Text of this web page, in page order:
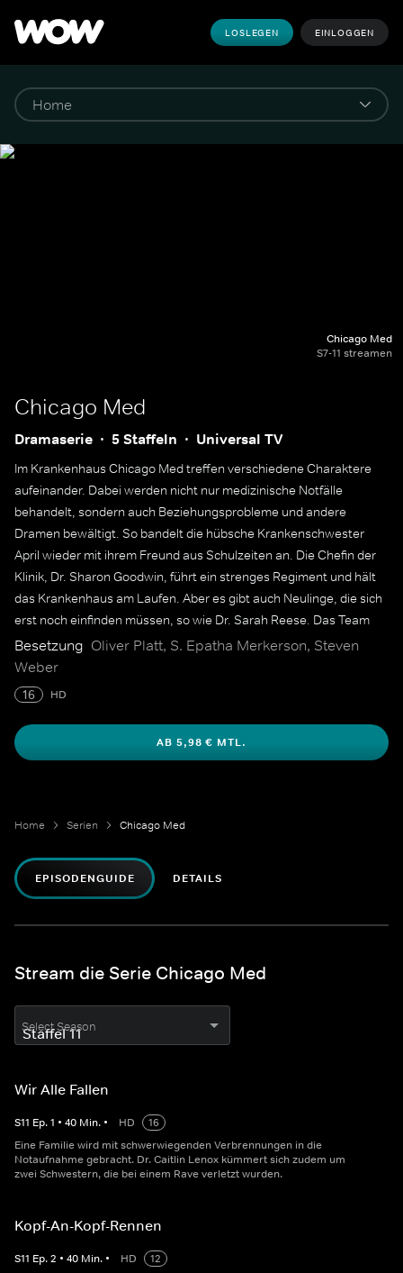
LOSLEGEN EINLOGGEN
Chicago Med
S7-11 streamen
Chicago Med
Dramaserie 5 Staffeln Universal TV
Im Krankenhaus Chicago Med treffen verschiedene Charaktere
aufeinander. Dabei werden nicht nur medizinische Notfälle
behandelt, sondern auch Beziehungsprobleme und andere
Dramen bewältigt. So bandelt die hübsche Krankenschwester
April wieder mit ihrem Freund aus Schulzeiten an. Die Chefin der
Klinik, Dr. Sharon Goodwin, führt ein strenges Regiment und hält
das Krankenhaus am Laufen. Aber es gibt auch Neulinge, die sich
erst noch einfinden müssen, so wie Dr. Sarah Reese. Das Team
geht gemeinsam an Grenzen, um die Patienten zu behandeln.
Besetzung Oliver Platt, S. Epatha Merkerson, Steven
Weber
16 HD
AB 5,98 € MTL.
Home Serien Chicago Med
EPISODENGUIDE DETAILS
Stream die Serie Chicago Med
Select Season
Wir Alle Fallen
S11 Ep.1 • 40 Min. • HD
16
Eine Familie wird mit schwerwiegenden Verbrennungen in die
Notaufnahme gebracht. Dr. Caitlin Lenox kümmert sich zudem um
zwei Schwestern, die bei einem Rave verletzt wurden.
Kopf-An-Kopf-Rennen
S11 Ep.2 • 40 Min. • HD
12